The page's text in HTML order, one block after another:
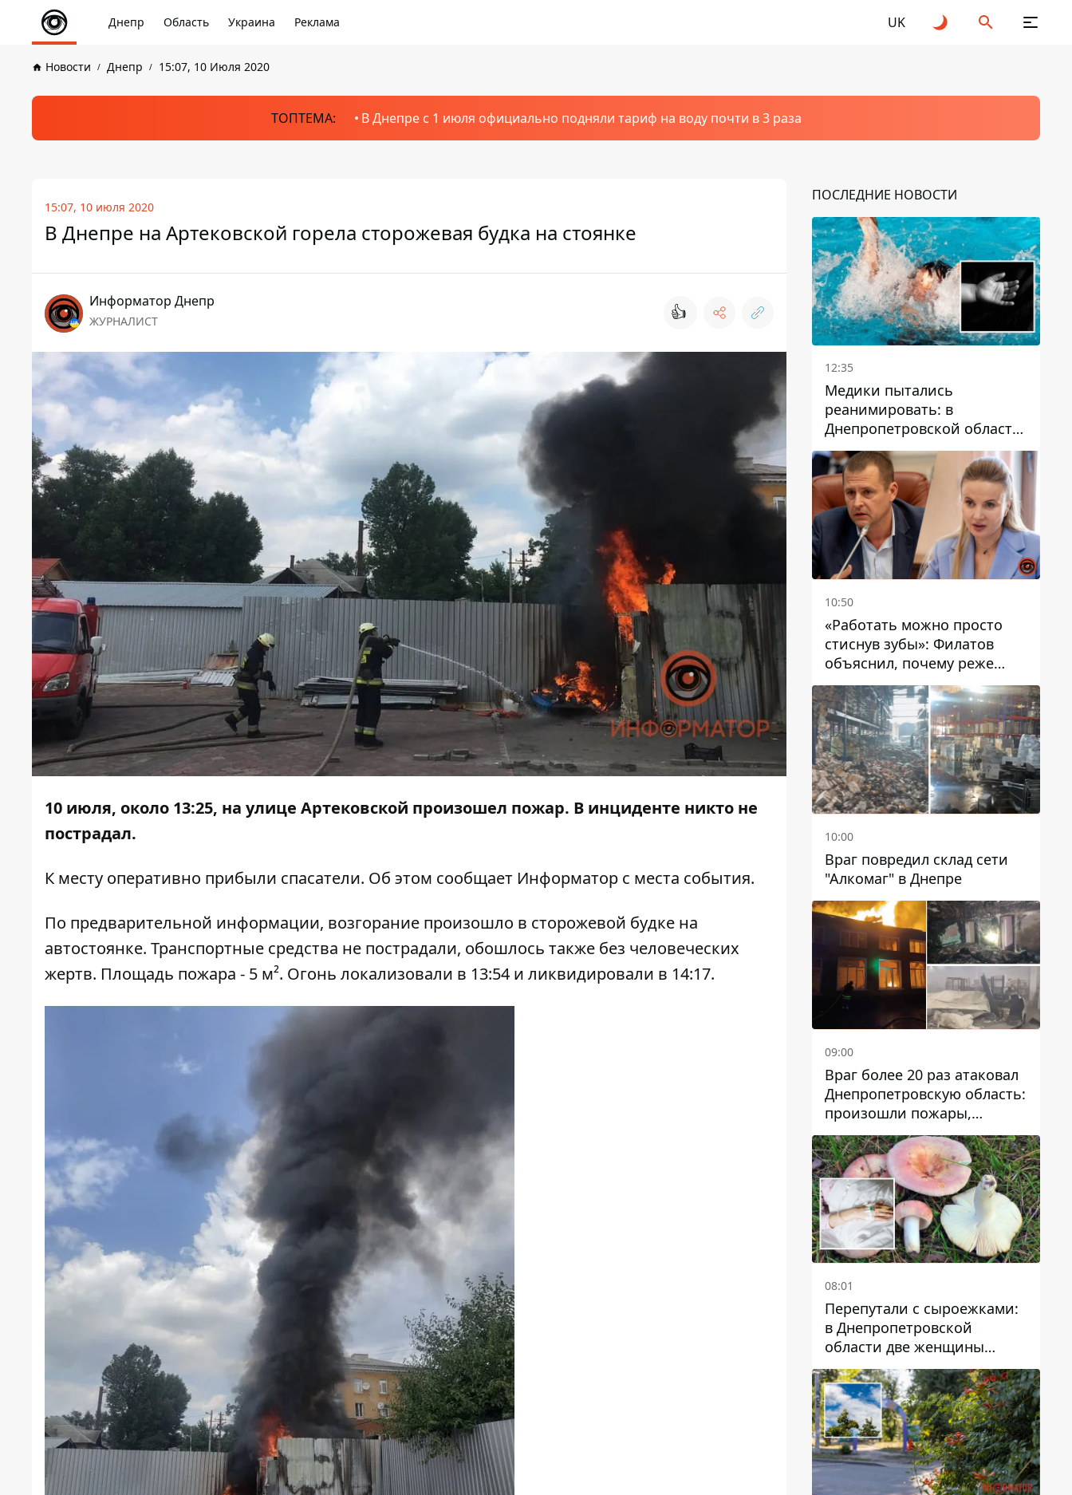
Днепр Область Украина Реклама UK
Новости Днепр 15:07, 10 Июля 2020
ТОПТЕМА: В Днепре с 1 июля официально подняли тариф на воду почти в 3 раза
15:07, 10 июля 2020
В Днепре на Артековской горела сторожевая будка на стоянке
Информатор Днепр
ЖУРНАЛИСТ 👍
10 июля, около 13:25, на улице Артековской произошел пожар. В инциденте никто не
пострадал.
К месту оперативно прибыли спасатели. Об этом сообщает Информатор с места события.
По предварительной информации, возгорание произошло в сторожевой будке на
автостоянке. Транспортные средства не пострадали, обошлось также без человеческих
жертв. Площадь пожара - 5 м². Огонь локализовали в 13:54 и ликвидировали в 14:17.
ПОСЛЕДНИЕ НОВОСТИ
12:35
Медики пытались
реанимировать: в
Днепропетровской области
двухлетний мальчик утонул
в бассейне
10:50
«Работать можно просто
стиснув зубы»: Филатов
объяснил, почему реже
пишет в соцсетях и
раскритиковал медийность
чиновников
10:00
Враг повредил склад сети
"Алкомаг" в Днепре
09:00
Враг более 20 раз атаковал
Днепропетровскую область:
произошли пожары,
повреждены дома,
инфраструктура и авто
08:01
Перепутали с сыроежками:
в Днепропетровской
области две женщины
отравились грибами